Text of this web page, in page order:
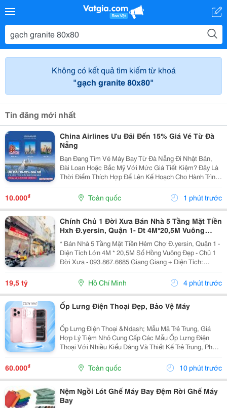
Không có kết quả tìm kiếm từ khoá
"gạch granite 80x80"
Tin đăng mới nhất
China Airlines Ưu Đãi Đến 15% Giá Vé Từ Đà
Nẵng
Bạn Đang Tìm Vé Máy Bay Từ Đà Nẵng Đi Nhật Bản,
Đài Loan Hoặc Bắc Mỹ Với Mức Giá Tiết Kiệm? Đây Là
Thời Điểm Thích Hợp Để Lên Kế Hoạch Cho Hành Trình
Cuối Năm Và Đầu Năm 2027. China Airlines Ưu Đãi Đến
15% Giá Vé Từ Đà Nẵng Cho Nhiều Điểm Đến Quốc
10.000₫ Toàn quốc 1 phút trước
Chính Chủ 1 Đời Xưa Bán Nhà 5 Tầng Mặt Tiền
Hxh Đ.yersin, Quận 1- Dt 4M*20,5M Vuông
Đẹp- Giá Tốt Chỉ 19,5T- Nh Định Giá 19T- Khai
Thác Dòng
* Bán Nhà 5 Tầng Mặt Tiền Hẻm Chợ Đ.yersin, Quận 1 -
Diện Tích Lớn 4M * 20,5M Sổ Hồng Vuông Đẹp - Chủ 1
Đời Xưa - 093.867.6685 Giang Giang + Diện Tích:
80M2. + Kết Cấu: 5 Tầng Btct - 6Pn - 6 Wc. + Ngay Chợ
Bến Thành &Amp; Chợ Dân Sinh - Khu Vực...
19,5 tỷ Hồ Chí Minh 4 phút trước
Ốp Lưng Điện Thoại Đẹp, Bảo Vệ Máy
Ốp Lưng Điện Thoại &Ndash; Mẫu Mã Trẻ Trung, Giá
Hợp Lý Tiệm Nhỏ Cung Cấp Các Mẫu Ốp Lưng Điện
Thoại Với Nhiều Kiểu Dáng Và Thiết Kế Trẻ Trung, Phù
Hợp Với Học Sinh, Sinh Viên Và Người Dùng Yêu Thích
Phụ Kiện Điện Thoại. Ốp Được Thiết Kế Vừa Vặn...
60.000₫ Toàn quốc 10 phút trước
Nệm Ngồi Lót Ghế Máy Bay Đệm Rời Ghế Máy
Bay